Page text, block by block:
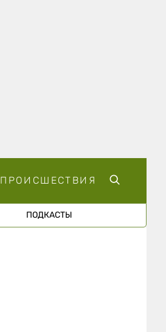
ПРОИСШЕСТВИЯ
ПОДКАСТЫ